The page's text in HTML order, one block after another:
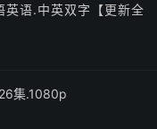
英语.中英双字【更新全
集.1080p